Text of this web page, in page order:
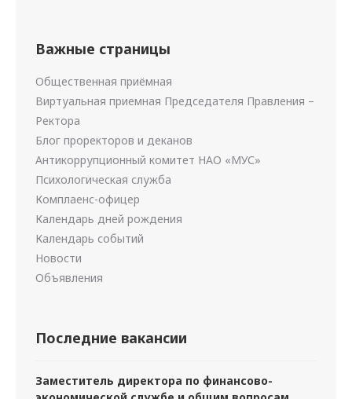
Важные страницы
Общественная приёмная
Виртуальная приемная Председателя Правления –
Ректора
Блог проректоров и деканов
Антикоррупционный комитет НАО «МУС»
Психологическая служба
Комплаенс-офицер
Календарь дней рождения
Календарь событий
Новости
Объявления
Последние вакансии
Заместитель директора по финансово-